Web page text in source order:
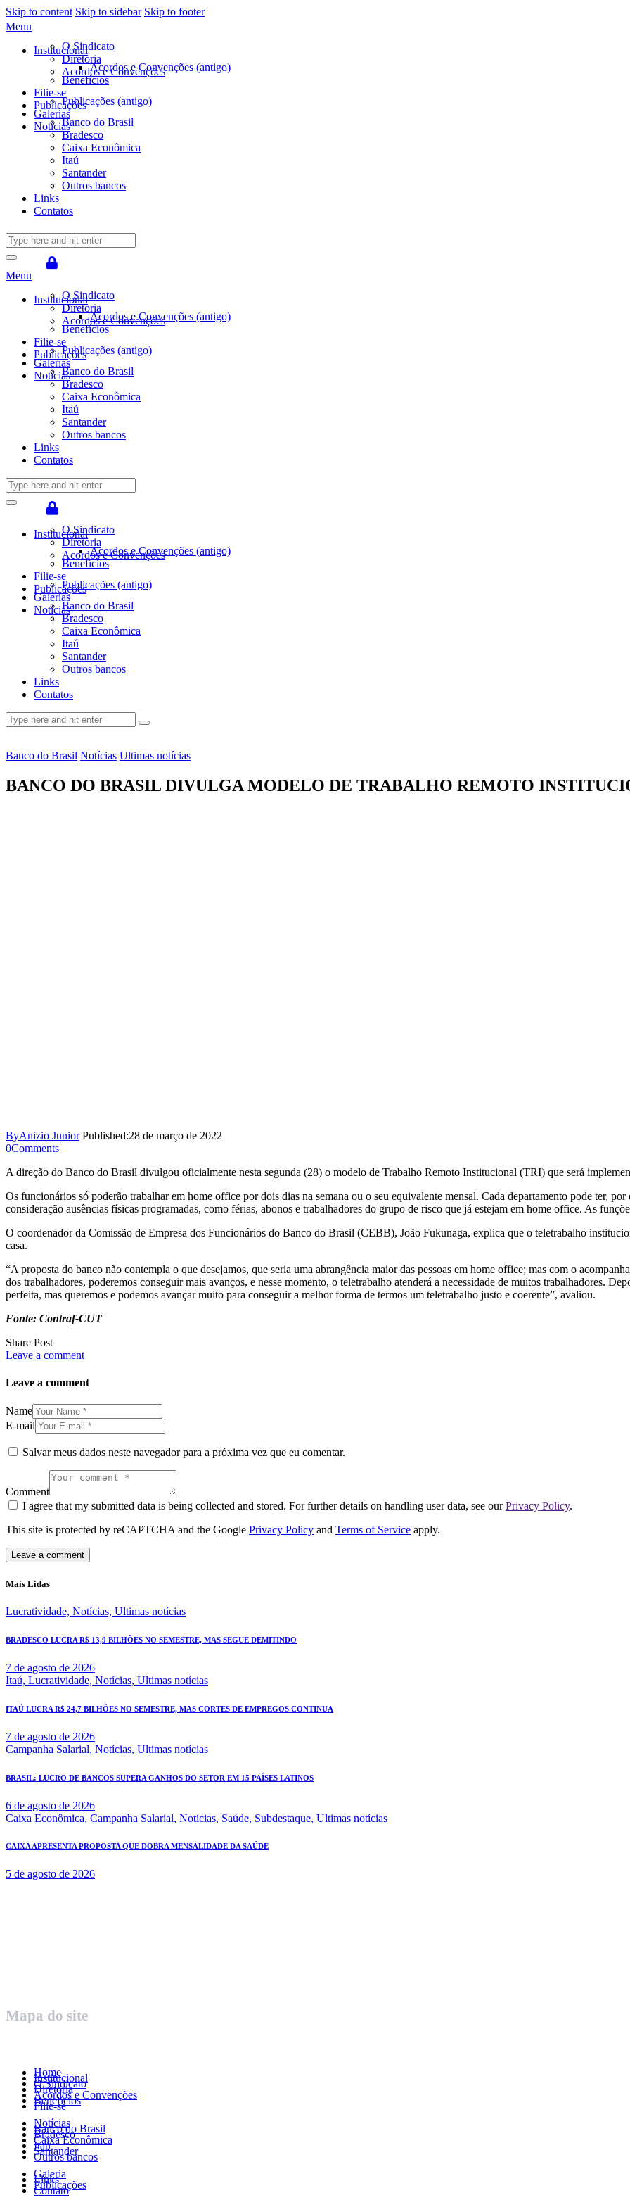
Skip to content Skip to sidebar Skip to footer
Menu
InstitucionalO Sindicato
Diretoria
Acordos e Convenções
Acordos e Convenções (antigo)
Benefícios
Filie-se
PublicaçõesPublicações (antigo)
Galerias
NotíciasBanco do Brasil
Bradesco
Caixa Econômica
Itaú
Santander
Outros bancos
Links
Contatos
Menu
InstitucionalO Sindicato
Diretoria
Acordos e Convenções
Acordos e Convenções (antigo)
Benefícios
Filie-se
PublicaçõesPublicações (antigo)
Galerias
NotíciasBanco do Brasil
Bradesco
Caixa Econômica
Itaú
Santander
Outros bancos
Links
Contatos
InstitucionalO Sindicato
Diretoria
Acordos e Convenções
Acordos e Convenções (antigo)
Benefícios
Filie-se
PublicaçõesPublicações (antigo)
Galerias
NotíciasBanco do Brasil
Bradesco
Caixa Econômica
Itaú
Santander
Outros bancos
Links
Contatos
Banco do Brasil Notícias Ultimas notícias
BANCO DO BRASIL DIVULGA MODELO DE TRABALHO REMOTO
ByAnizio Junior Published:28 de março de 2022
0Comments
A direção do Banco do Brasil divulgou oficialmente nesta segunda (28) o modelo de Trabalho Remoto Institucional (TRI) que será
Os funcionários só poderão trabalhar em home office por dois dias na semana ou o seu equivalente mensal. Cada departamento pode ter,
consideração ausências físicas programadas, como férias, abonos e trabalhadores do grupo de risco que já estejam em home office. As
O coordenador da Comissão de Empresa dos Funcionários do Banco do Brasil (CEBB), João Fukunaga, explica que o teletrabalho
casa.
“A proposta do banco não contempla o que desejamos, que seria uma abrangência maior das pessoas em home office; mas com o
dos trabalhadores, poderemos conseguir mais avanços, e nesse momento, o teletrabalho atenderá a necessidade de muitos trabalhadores.
perfeita, mas queremos e podemos avançar muito para conseguir a melhor forma de termos um teletrabalho justo e coerente”, avaliou.
Fonte: Contraf-CUT
Share Post
Leave a comment
Leave a comment
Name
E-mail
Salvar meus dados neste navegador para a próxima vez que eu comentar.
Comment
I agree that my submitted data is being collected and stored. For further details on handling user data, see ourPrivacy Policy.
This site is protected by reCAPTCHA and the Google Privacy Policy and Terms of Service apply.
Mais Lidas
Lucratividade, Notícias, Ultimas notícias
BRADESCO LUCRA R$ 13,9 BILHÕES NO SEMESTRE, MAS SEGUE DEMITINDO
7 de agosto de 2026
Itaú, Lucratividade, Notícias, Ultimas notícias
ITAÚ LUCRA R$ 24,7 BILHÕES NO SEMESTRE, MAS CORTES DE EMPREGOS CONTINUA
7 de agosto de 2026
Campanha Salarial, Notícias, Ultimas notícias
BRASIL: LUCRO DE BANCOS SUPERA GANHOS DO SETOR EM 15 PAÍSES LATINOS
6 de agosto de 2026
Caixa Econômica, Campanha Salarial, Notícias, Saúde, Subdestaque, Ultimas notícias
CAIXA APRESENTA PROPOSTA QUE DOBRA MENSALIDADE DA SAÚDE
5 de agosto de 2026
Mapa do site
Home
Institucional
O Sindicato
Diretoria
Acordos e Convenções
Benefícios
Filie-se
Notícias
Banco do Brasil
Bradesco
Caixa Econômica
Itaú
Santander
Outros bancos
Galeria
Links
Publicações
Contato